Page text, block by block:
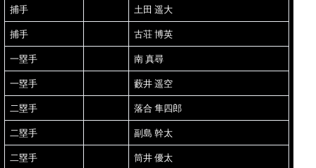
捕手 土田 遥大
捕手 古荘 博英
一塁手 南 真尋
一塁手 藪井 遥空
二塁手 落合 隼四郎
二塁手 副島 幹太
二塁手 筒井 優太